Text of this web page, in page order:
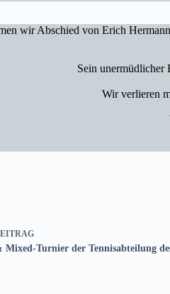
wir Abschied von Erich
Sein unermüdlicher
Wir verlieren
Mixed-Turnier der Tennisabteilung